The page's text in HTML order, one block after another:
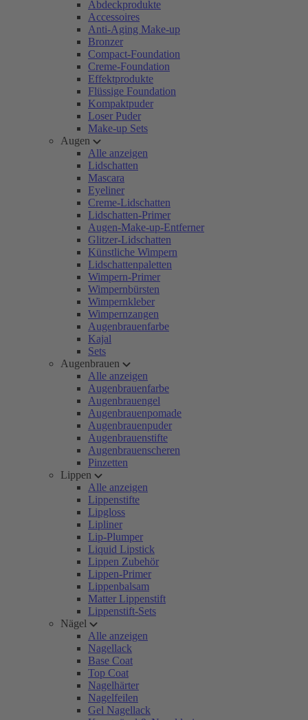
Abdeckprodukte
Accessoires
Anti-Aging Make-up
Bronzer
Compact-Foundation
Creme-Foundation
Effektprodukte
Flüssige Foundation
Kompaktpuder
Loser Puder
Make-up Sets
Augen
Alle anzeigen
Lidschatten
Mascara
Eyeliner
Creme-Lidschatten
Lidschatten-Primer
Augen-Make-up-Entferner
Glitzer-Lidschatten
Künstliche Wimpern
Lidschattenpaletten
Wimpern-Primer
Wimpernbürsten
Wimpernkleber
Wimpernzangen
Augenbrauenfarbe
Kajal
Sets
Augenbrauen
Alle anzeigen
Augenbrauenfarbe
Augenbrauengel
Augenbrauenpomade
Augenbrauenpuder
Augenbrauenstifte
Augenbrauenscheren
Pinzetten
Lippen
Alle anzeigen
Lippenstifte
Lipgloss
Lipliner
Lip-Plumper
Liquid Lipstick
Lippen Zubehör
Lippen-Primer
Lippenbalsam
Matter Lippenstift
Lippenstift-Sets
Nägel
Alle anzeigen
Nagellack
Base Coat
Top Coat
Nagelhärter
Nagelfeilen
Gel Nagellack